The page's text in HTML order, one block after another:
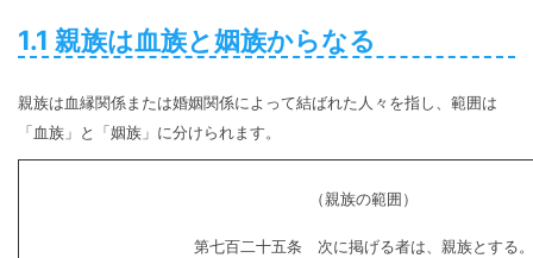
1.1 親族は血族と姻族からなる
親族は血縁関係または婚姻関係によって結ばれた人々を指し、範囲は
「血族」と「姻族」に分けられます。
（親族の範囲）
第七百二十五条 次に掲げる者は、親族とする。